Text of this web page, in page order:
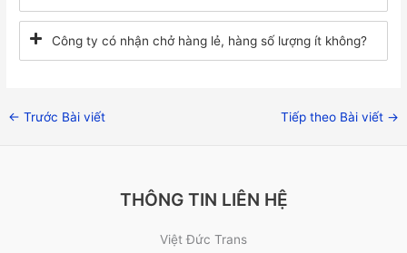
Công ty có nhận chở hàng lẻ, hàng số lượng ít không?
← Trước Bài viết Tiếp theo Bài viết →
THÔNG TIN LIÊN HỆ
Việt Đức Trans